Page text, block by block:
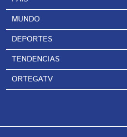
MUNDO
DEPORTES
TENDENCIAS
ORTEGATV